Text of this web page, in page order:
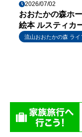
2026/07/02
おおたかの森ホ
絵本 ルスティカ
流山おおたかの森 ライ